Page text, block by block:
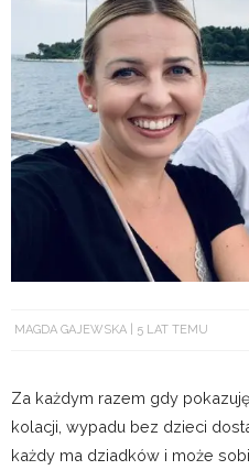
MAGDA GAJEWSKA 5 LAT TEMU
Za każdym razem gdy
kolacji, wypadu bez dzieci
każdy ma dziadków i może